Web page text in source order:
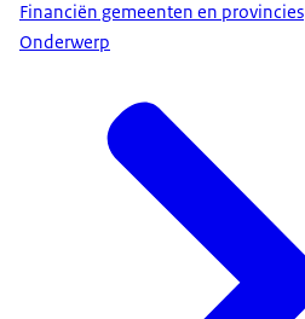
Financiën gemeenten en provincies
Onderwerp